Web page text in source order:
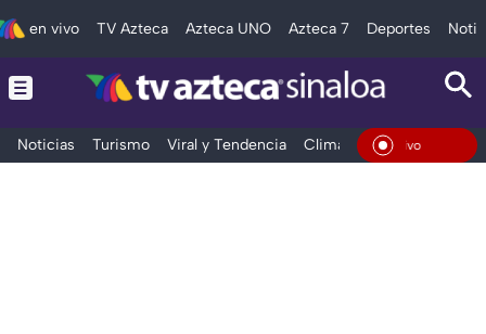
en vivo TV Azteca Azteca UNO Azteca 7 Deportes
Noticias Turismo Viral y Tendencia Clima Deportes En